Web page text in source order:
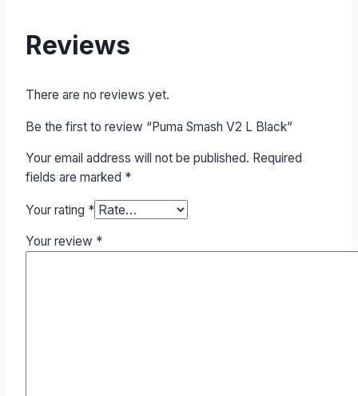
Reviews
There are no reviews yet.
Be the first to review “Puma Smash V2 L Black”
Your email address will not be published. Required
fields are marked *
Your rating *
Your review *